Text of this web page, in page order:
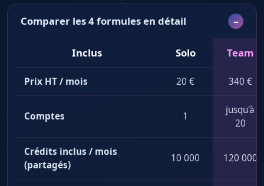
Comparer les 4 formules en détail
Inclus Solo Team
Prix HT / mois 20 € 340 €
Comptes 1
jusqu'à
20
Crédits inclus / mois
(partagés)
10 000 120 000